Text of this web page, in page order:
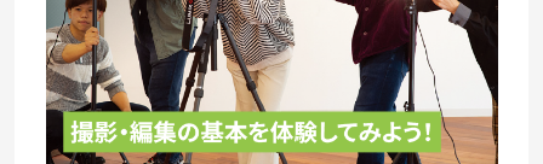
神戸電子について
最新のお知らせ